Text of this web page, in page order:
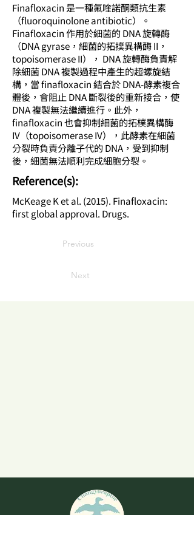
Finafloxacin 是一種氟喹諾酮類抗生素
（fluoroquinolone antibiotic）。
Finafloxacin 作用於細菌的 DNA 旋轉酶
（DNA gyrase，細菌的拓撲異構酶 II，
topoisomerase II）， DNA 旋轉酶負責解
除細菌 DNA 複製過程中產生的超螺旋結
構，當 finafloxacin 結合於 DNA-酵素複合
體後，會阻止 DNA 斷裂後的重新接合，使
DNA 複製無法繼續進行。此外，
finafloxacin 也會抑制細菌的拓樸異構酶
IV（topoisomerase IV），此酵素在細菌
分裂時負責分離子代的 DNA，受到抑制
後，細菌無法順利完成細胞分裂。
​Reference(s):
McKeage K et al. (2015). Finafloxacin:
first global approval. Drugs.
Previous
Next